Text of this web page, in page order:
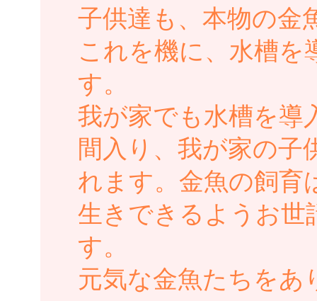
子供達も、本物の金
これを機に、水槽を
す。
我が家でも水槽を導
間入り、我が家の子
れます。金魚の飼育
生きできるようお世
す。
元気な金魚たちをあ